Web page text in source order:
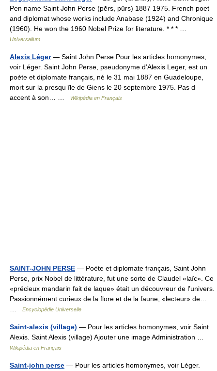
Pen name Saint John Perse (pĕrs, pûrs) 1887 1975. French poet
and diplomat whose works include Anabase (1924) and Chronique
(1960). He won the 1960 Nobel Prize for literature. * * * …
Universalium
Alexis Léger— Saint John Perse Pour les articles homonymes,
voir Léger. Saint John Perse, pseudonyme d’Alexis Leger, est un
poète et diplomate français, né le 31 mai 1887 en Guadeloupe,
mort sur la presqu île de Giens le 20 septembre 1975. Pas d
accent à son… …
Wikipédia en Français
SAINT-JOHN PERSE — Poète et diplomate français, Saint John
Perse, prix Nobel de littérature, fut une sorte de Claudel «laïc». Ce
«précieux mandarin fait de laque» était un découvreur de l’univers.
Passionnément curieux de la flore et de la faune, «lecteur» de…
Encyclopédie Universelle
Saint-alexis (village) — Pour les articles homonymes, voir Saint
Alexis. Saint Alexis (village) Ajouter une image Administration …
Wikipédia en Français
Saint-john perse — Pour les articles homonymes, voir Léger.